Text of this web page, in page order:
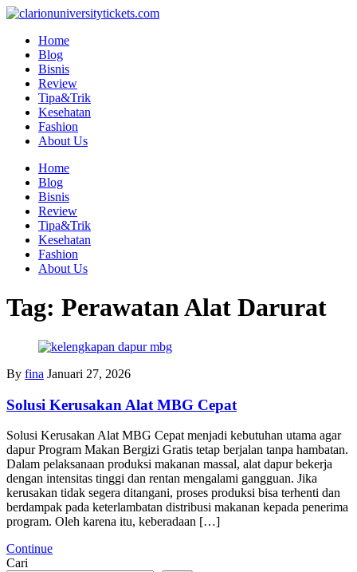
Skip
contentHome
Blog
Bisnis
Review
Tipa&Trik
Kesehatan
Fashion
About Us
Home
Blog
Bisnis
Review
Tipa&Trik
Kesehatan
Fashion
About Us
Tag: Perawatan Alat Darurat
By fina Januari 27, 2026
Solusi Kerusakan Alat MBG Cepat
Solusi Kerusakan Alat MBG Cepat menjadi kebutuhan utama agar
dapur Program Makan Bergizi Gratis tetap berjalan tanpa hambatan.
Dalam pelaksanaan produksi makanan massal, alat dapur bekerja
dengan intensitas tinggi dan rentan mengalami gangguan. Jika
kerusakan tidak segera ditangani, proses produksi bisa terhenti dan
berdampak pada keterlambatan distribusi makanan kepada penerima
program. Oleh karena itu, keberadaan […]
Continue
Cari